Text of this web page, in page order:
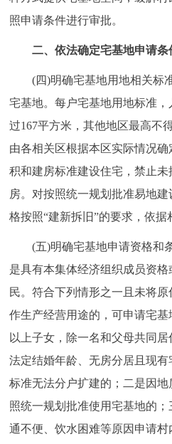
照申请条件进行审批。
二、依法确定宅基地申请
(四)明确宅基地用地相关标
宅基地。每户宅基地用地标准
过167平方米，其他地区最高不
由各相关区根据本区实际情况
积和建房标准建设住宅，禁止
房。对按照统一规划批准易地
格按照“建新拆旧”的要求，依据
(五)明确宅基地申请资格和
是具有本集体经济组织成员资
民。符合下列情形之一且未将
作生产经营用途的，可申请宅
以上子女，除一名和父母共同
法定结婚年龄、无房分居且现
标准无法分户扩建的；二是因
照统一规划批准使用宅基地的
通不便、饮水困难等原因申请